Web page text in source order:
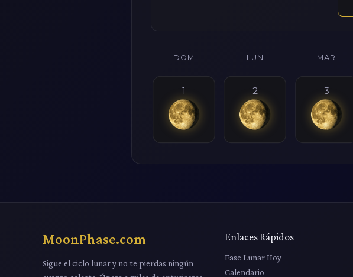
DOM LUN MAR
1 2 3
MoonPhase.com
Sigue el ciclo lunar y no te pierdas ningún
Enlaces Rápidos
Fase Lunar Hoy
Calendario